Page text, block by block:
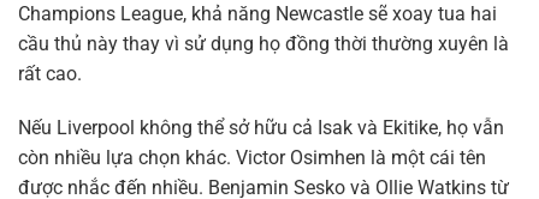
Champions League, khả năng Newcastle sẽ xoay tua hai
cầu thủ này thay vì sử dụng họ đồng thời thường xuyên là
rất cao.
Nếu Liverpool không thể sở hữu cả Isak và Ekitike, họ vẫn
còn nhiều lựa chọn khác. Victor Osimhen là một cái tên
được nhắc đến nhiều. Benjamin Sesko và Ollie Watkins từ